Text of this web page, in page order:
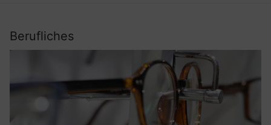
Berufliches